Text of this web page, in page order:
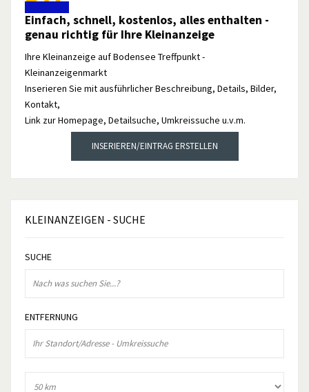
Einfach, schnell, kostenlos, alles enthalten -
genau richtig für Ihre Kleinanzeige
Ihre Kleinanzeige auf Bodensee Treffpunkt -
Kleinanzeigenmarkt
Inserieren Sie mit ausführlicher Beschreibung, Details, Bilder,
Kontakt,
Link zur Homepage, Detailsuche, Umkreissuche u.v.m.
INSERIEREN/EINTRAG ERSTELLEN
KLEINANZEIGEN - SUCHE
SUCHE
ENTFERNUNG